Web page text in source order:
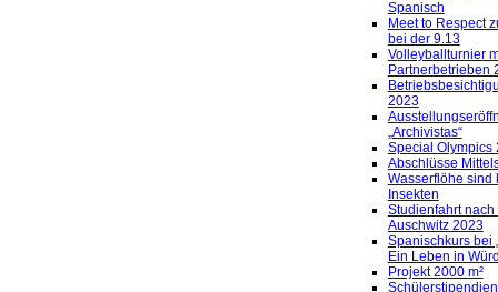
Spanisch
Meet to Respect
bei der 9.13
Volleyballturnier
Partnerbetrieben
2023
„Archivistas“
Special Olympics
Abschlüsse
Wasserflöhe sind
Insekten
Studienfahrt nach
Auschwitz 2023
Spanischkurs bei
Ein Leben in
Projekt 2000 m²